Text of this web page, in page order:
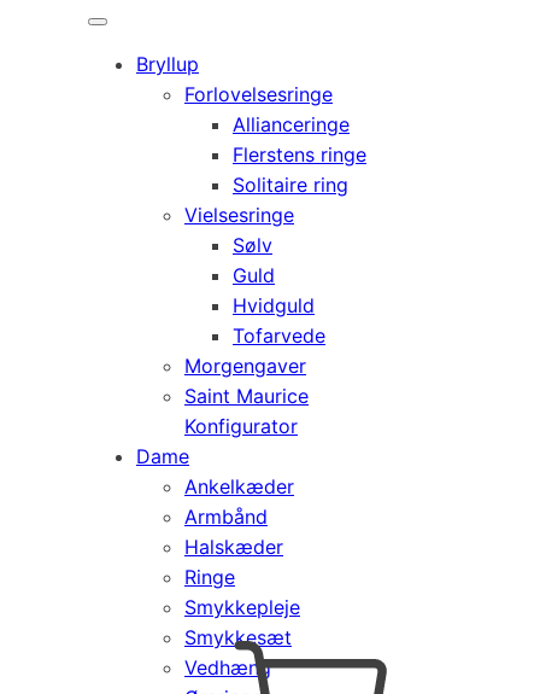
Bryllup
Forlovelsesringe
Allianceringe
Flerstens ringe
Solitaire ring
Vielsesringe
Sølv
Guld
Hvidguld
Tofarvede
Morgengaver
Saint Maurice
Konfigurator
Dame
Ankelkæder
Armbånd
Halskæder
Ringe
Smykkepleje
Smykkesæt
Vedhæng